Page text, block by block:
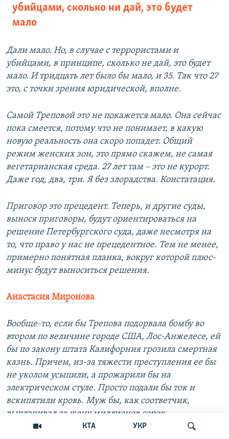
КТА УКР
убийцами, сколько ни дай, это будет
мало
Дали мало. Но, в случае с террористами и
убийцами, в принципе, сколько не дай, это будет
мало. И тридцать лет было бы мало, и 35. Так что 27
это, с точки зрения юридической, вполне.
Самой Треповой это не покажется мало. Она сейчас
пока смеется, потому что не понимает, в какую
новую реальность она скоро попадет. Общий
режим женских зон, это прямо скажем, не самая
вегетарианская среда. 27 лет там – это не курорт.
Даже год, два, три. Я без злорадства. Констатация.
Приговор это прецедент. Теперь, и другие суды,
вынося приговоры, будут ориентироваться на
решение Петербургского суда, даже несмотря на
то, что право у нас не прецедентное. Тем не менее,
примерно понятная планка, вокруг которой плюс-
минус будут выноситься решения.
Анастасия Миронова
Вообще-то, если бы Трепова подорвала бомбу во
втором по величине городе США, Лос-Анжелесе, ей
бы по закону штата Калифорния грозила смертная
казнь. Причем, из-за тяжести преступления ее бы
не уколом усыпили, а прожарили бы на
электрическом стуле. Просто подали бы ток и
вскипятили кровь. Муж бы, как соответчик,
выплачивал за жену миллионов сорок
компенсации потерпевшим. Долларов. Я, кстати,